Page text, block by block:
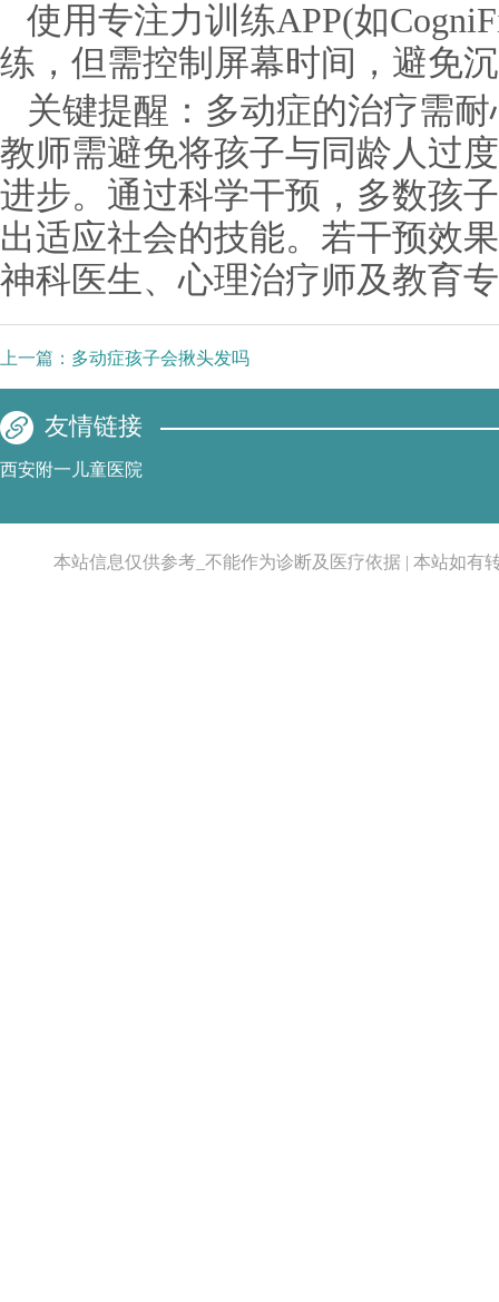
使用专注力训练APP(如
练，但需控制屏幕时间，避免
关键提醒：多动症的治疗需
教师需避免将孩子与同龄人过
进步。通过科学干预，多数孩
出适应社会的技能。若干预效
神科医生、心理治疗师及教育
上一篇： 多动症孩子会揪头发吗
友情链接
西安附一儿童医院
本站信息仅供参考_不能作为诊断及医疗依据 | 本站如